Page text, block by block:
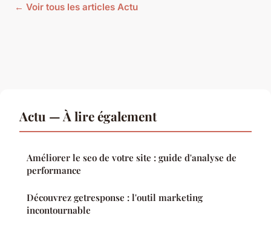
← Voir tous les articles Actu
Actu — À lire également
Améliorer le seo de votre site : guide d'analyse de
performance
Découvrez getresponse : l'outil marketing
incontournable